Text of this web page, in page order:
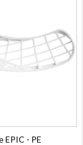
EPIC - PE